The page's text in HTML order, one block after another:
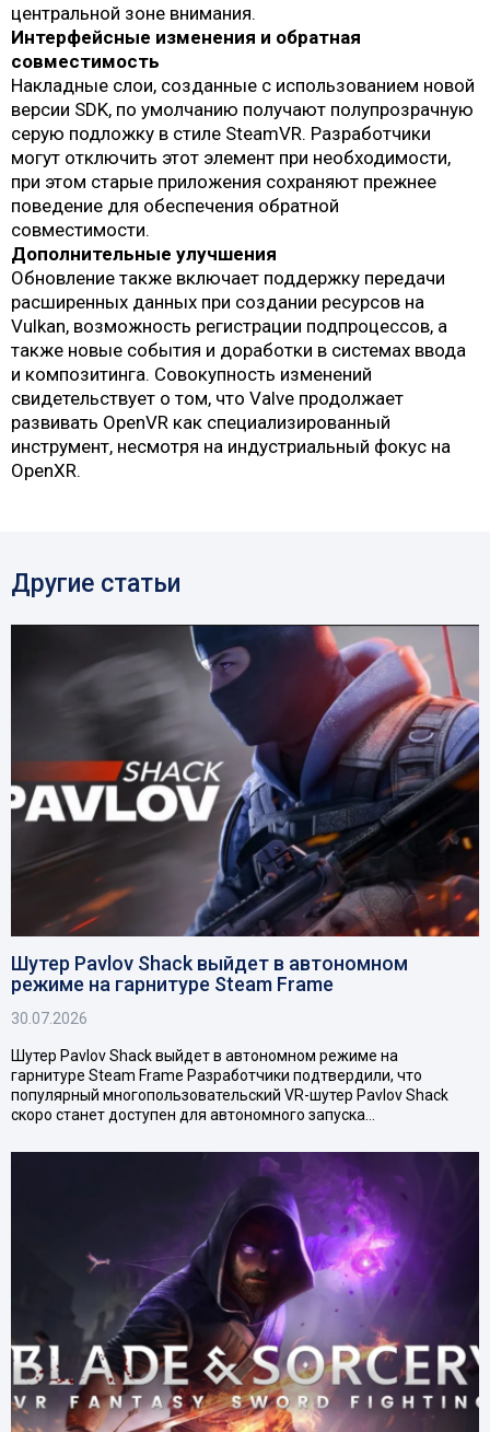
центральной зоне внимания.
Интерфейсные изменения и обратная
совместимость
Накладные слои, созданные с использованием новой
версии SDK, по умолчанию получают полупрозрачную
серую подложку в стиле SteamVR. Разработчики
могут отключить этот элемент при необходимости,
при этом старые приложения сохраняют прежнее
поведение для обеспечения обратной
совместимости.
Дополнительные улучшения
Обновление также включает поддержку передачи
расширенных данных при создании ресурсов на
Vulkan, возможность регистрации подпроцессов, а
также новые события и доработки в системах ввода
и композитинга. Совокупность изменений
свидетельствует о том, что Valve продолжает
развивать OpenVR как специализированный
инструмент, несмотря на индустриальный фокус на
OpenXR.
Другие статьи
Шутер Pavlov Shack выйдет в автономном
режиме на гарнитуре Steam Frame
30.07.2026
Шутер Pavlov Shack выйдет в автономном режиме на
гарнитуре Steam Frame Разработчики подтвердили, что
популярный многопользовательский VR-шутер Pavlov Shack
скоро станет доступен для автономного запуска…